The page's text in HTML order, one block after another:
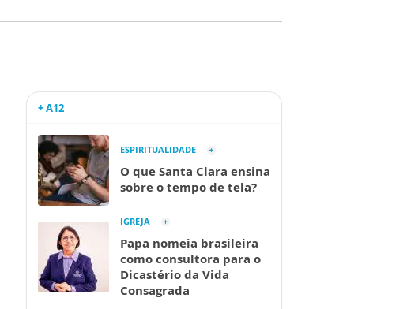
+ A12
ESPIRITUALIDADE
O que Santa Clara ensina
sobre o tempo de tela?
IGREJA
Papa nomeia brasileira
como consultora para o
Dicastério da Vida
Consagrada